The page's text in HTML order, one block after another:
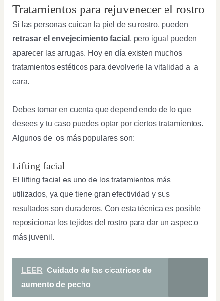
Tratamientos para rejuvenecer el rostro
Si las personas cuidan la piel de su rostro, pueden
retrasar el envejecimiento facial , pero igual pueden
aparecer las arrugas. Hoy en día existen muchos
tratamientos estéticos para devolverle la vitalidad a la
cara.
Debes tomar en cuenta que dependiendo de lo que
desees y tu caso puedes optar por ciertos tratamientos.
Algunos de los más populares son:
Lifting facial
El lifting facial es uno de los tratamientos más
utilizados, ya que tiene gran efectividad y sus
resultados son duraderos. Con esta técnica es posible
reposicionar los tejidos del rostro para dar un aspecto
más juvenil.
LEER Cuidado de las cicatrices de
aumento de pecho